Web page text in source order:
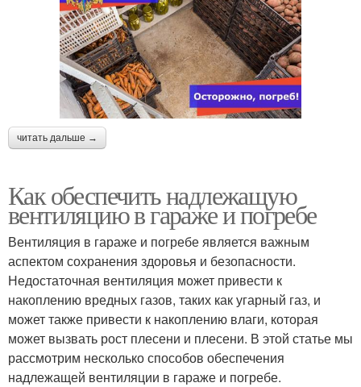
читать дальше →
Как обеспечить надлежащую
вентиляцию в гараже и погребе
Вентиляция в гараже и погребе является важным
аспектом сохранения здоровья и безопасности.
Недостаточная вентиляция может привести к
накоплению вредных газов, таких как угарный газ, и
может также привести к накоплению влаги, которая
может вызвать рост плесени и плесени. В этой статье мы
рассмотрим несколько способов обеспечения
надлежащей вентиляции в гараже и погребе.